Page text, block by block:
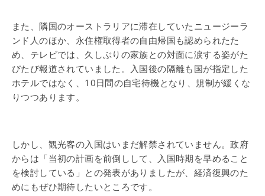
また、隣国のオーストラリアに滞在していたニュージーラ
ンド人のほか、永住権取得者の自由帰国も認められたた
め、テレビでは、久しぶりの家族との対面に涙する姿がた
びたび報道されていました。入国後の隔離も国が指定した
ホテルではなく、10日間の自宅待機となり、規制が緩くな
りつつあります。
しかし、観光客の入国はいまだ解禁されていません。政府
からは「当初の計画を前倒しして、入国時期を早めること
を検討している」との発表がありましたが、経済復興のた
めにもぜひ期待したいところです。